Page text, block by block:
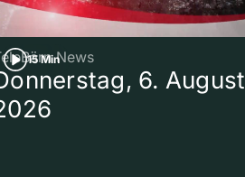
15 MinNews
6. August